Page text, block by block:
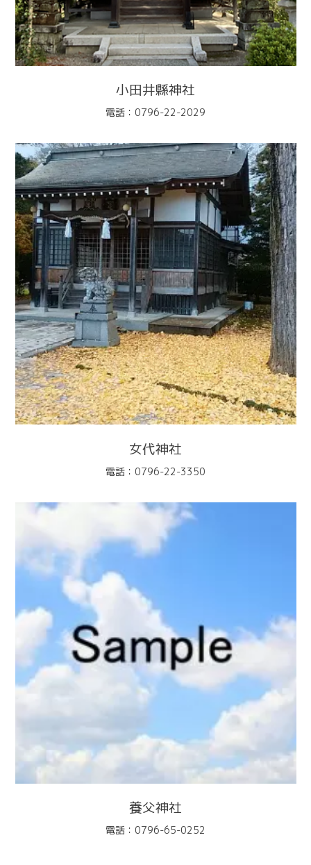
小田井縣神社
電話：0796-22-2029
女代神社
電話：0796-22-3350
養父神社
電話：0796-65-0252